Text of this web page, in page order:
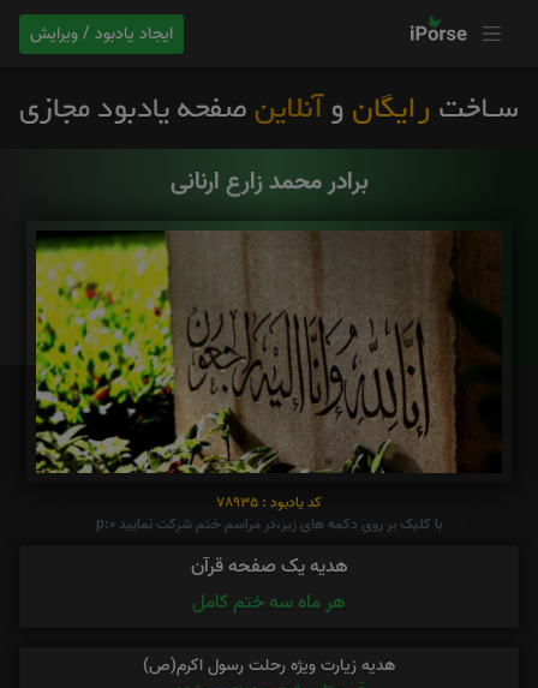
ایجاد یادبود / ویرایش
برادر محمد زارع ارنانی
کد یادبود : 78935
با کلیک بر روی دکمه های زیر،در مراسم ختم شرکت نمایید p:0
هدیه یک صفحه قرآن
هر ماه سه ختم کامل
هدیه زیارت ویژه رحلت رسول اکرم(ص)